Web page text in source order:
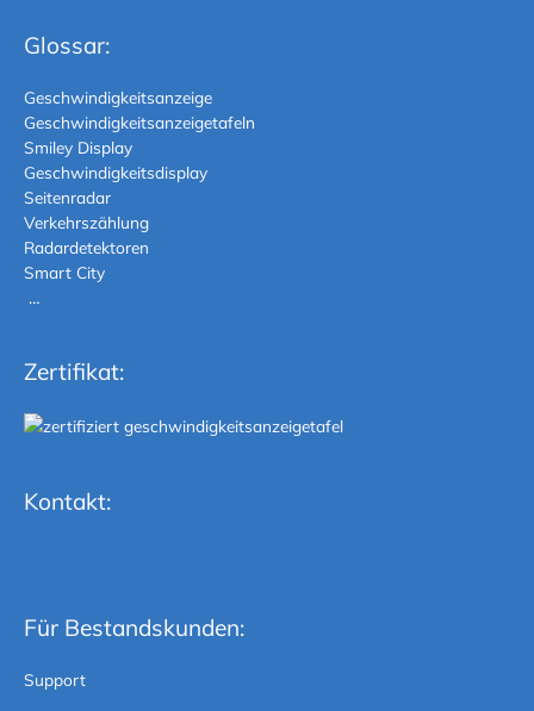
Glossar:
Geschwindigkeitsanzeige
Geschwindigkeitsanzeigetafeln
Smiley Display
Geschwindigkeitsdisplay
Seitenradar
Verkehrszählung
Radardetektoren
Smart City
…
Zertifikat:
Kontakt:
Für Bestandskunden:
Support